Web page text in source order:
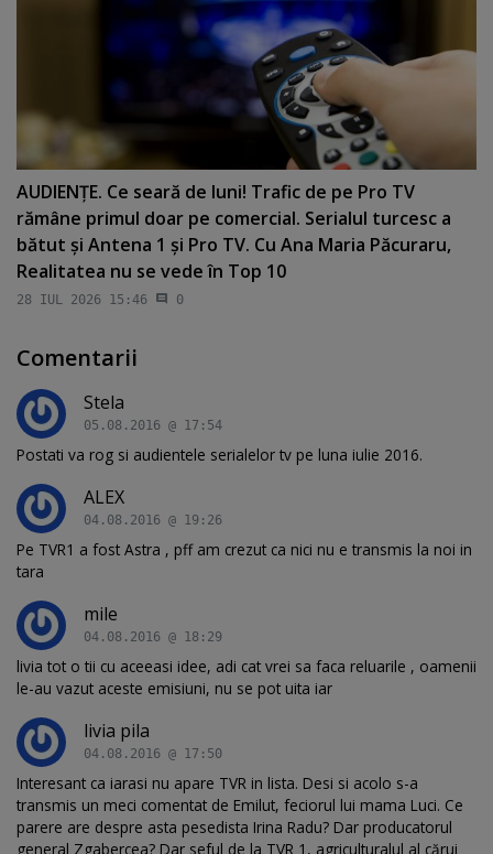
AUDIENŢE. Ce seară de luni! Trafic de pe Pro TV
rămâne primul doar pe comercial. Serialul turcesc a
bătut şi Antena 1 şi Pro TV. Cu Ana Maria Păcuraru,
Realitatea nu se vede în Top 10
28 IUL 2026 15:46 0
Comentarii
Stela
05.08.2016 @ 17:54
Postati va rog si audientele serialelor tv pe luna iulie 2016.
ALEX
04.08.2016 @ 19:26
Pe TVR1 a fost Astra , pff am crezut ca nici nu e transmis la noi in
tara
mile
04.08.2016 @ 18:29
livia tot o tii cu aceeasi idee, adi cat vrei sa faca reluarile , oamenii
le-au vazut aceste emisiuni, nu se pot uita iar
livia pila
04.08.2016 @ 17:50
Interesant ca iarasi nu apare TVR in lista. Desi si acolo s-a
transmis un meci comentat de Emilut, feciorul lui mama Luci. Ce
parere are despre asta pesedista Irina Radu? Dar producatorul
general Zgabercea? Dar seful de la TVR 1, agriculturalul al cărui